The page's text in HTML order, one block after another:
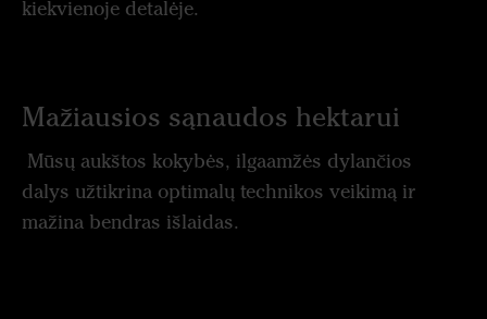
kiekvienoje detalėje.
Mažiausios sąnaudos hektarui
Mūsų aukštos kokybės, ilgaamžės dylančios
dalys užtikrina optimalų technikos veikimą ir
mažina bendras išlaidas.